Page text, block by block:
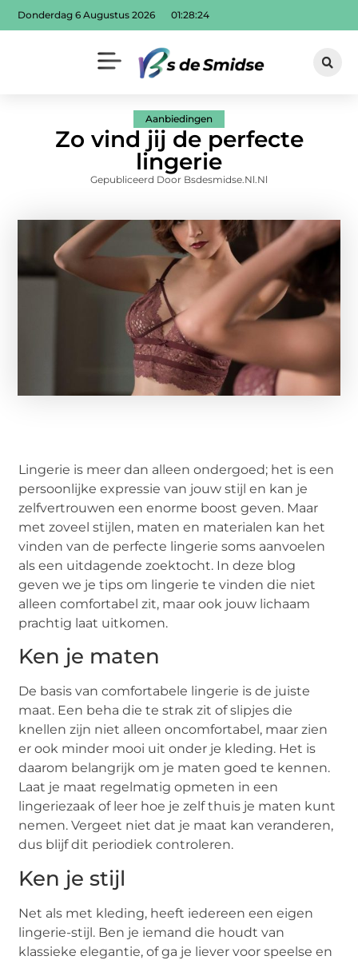
Donderdag 6 Augustus 2026 01:28:25
Aanbiedingen
Zo vind jij de perfecte
lingerie
Gepubliceerd Door Bsdesmidse.nl.nl
Lingerie is meer dan alleen ondergoed; het is een
persoonlijke expressie van jouw stijl en kan je
zelfvertrouwen een enorme boost geven. Maar
met zoveel stijlen, maten en materialen kan het
vinden van de perfecte lingerie soms aanvoelen
als een uitdagende zoektocht. In deze blog
geven we je tips om lingerie te vinden die niet
alleen comfortabel zit, maar ook jouw lichaam
prachtig laat uitkomen.
Ken je maten
De basis van comfortabele lingerie is de juiste
maat. Een beha die te strak zit of slipjes die
knellen zijn niet alleen oncomfortabel, maar zien
er ook minder mooi uit onder je kleding. Het is
daarom belangrijk om je maten goed te kennen.
Laat je maat regelmatig opmeten in een
lingeriezaak of leer hoe je zelf thuis je maten kunt
nemen. Vergeet niet dat je maat kan veranderen,
dus blijf dit periodiek controleren.
Ken je stijl
Net als met kleding, heeft iedereen een eigen
lingerie-stijl. Ben je iemand die houdt van
klassieke elegantie, of ga je liever voor speelse en